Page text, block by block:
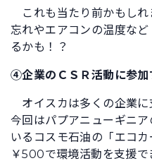
これも当たり前かもしれ
忘れやエアコンの温度な
るかも！？
④企業のＣＳＲ活動に参加
オイスカは多くの企業に
今回はパプアニューギニ
いるコスモ石油の「エコ
￥500で環境活動を支援で